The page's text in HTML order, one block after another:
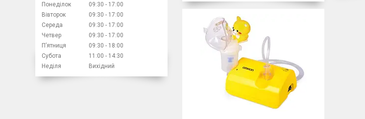
Понеділок 09:30
17:00
Вівторок
09:30
17:00
Середа
09:30
17:00
Четвер
09:30
17:00
Пʼятниця
09:30
18:00
Субота
11:00
14:30
Неділя
Вихідний